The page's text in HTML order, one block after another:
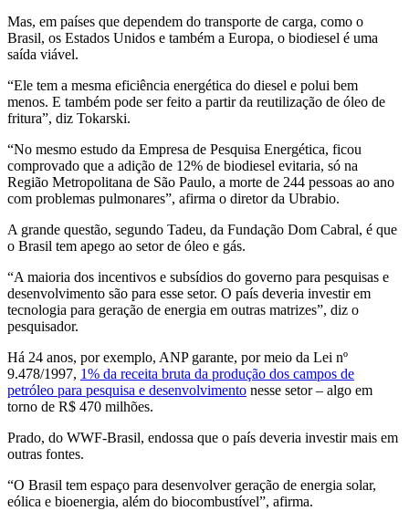
Mas, em países que dependem do transporte de carga, como o
Brasil, os Estados Unidos e também a Europa, o biodiesel é uma
saída viável.
“Ele tem a mesma eficiência energética do diesel e polui bem
menos. E também pode ser feito a partir da reutilização de óleo de
fritura”, diz Tokarski.
“No mesmo estudo da Empresa de Pesquisa Energética, ficou
comprovado que a adição de 12% de biodiesel evitaria, só na
Região Metropolitana de São Paulo, a morte de 244 pessoas ao ano
com problemas pulmonares”, afirma o diretor da Ubrabio.
A grande questão, segundo Tadeu, da Fundação Dom Cabral, é que
o Brasil tem apego ao setor de óleo e gás.
“A maioria dos incentivos e subsídios do governo para pesquisas e
desenvolvimento são para esse setor. O país deveria investir em
tecnologia para geração de energia em outras matrizes”, diz o
pesquisador.
Há 24 anos, por exemplo, ANP garante, por meio da Lei nº
9.478/1997, 1% da receita bruta da produção dos campos de
petróleo para pesquisa e desenvolvimento nesse setor – algo em
torno de R$ 470 milhões.
Prado, do WWF-Brasil, endossa que o país deveria investir mais em
outras fontes.
“O Brasil tem espaço para desenvolver geração de energia solar,
eólica e bioenergia, além do biocombustível”, afirma.